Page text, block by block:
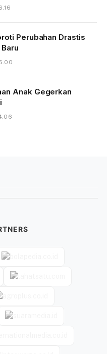
Perubahan Drastis
Anak Gegerkan